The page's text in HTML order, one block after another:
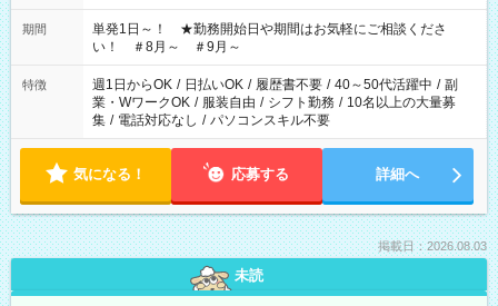
お気軽にご相談ください！
期間
単発1日～！ ★勤務開始日や期間はお気軽にご相談くださ
い！ ＃8月～ ＃9月～
特徴 週1日からOK / 日払いOK / 履歴書不要 / 40～50代活躍中 / 副
業・WワークOK / 服装自由 / シフト勤務 / 10名以上の大量募
集 / 電話対応なし / パソコンスキル不要
気になる！ 応募する 詳細へ
掲載日：2026.08.03
未読